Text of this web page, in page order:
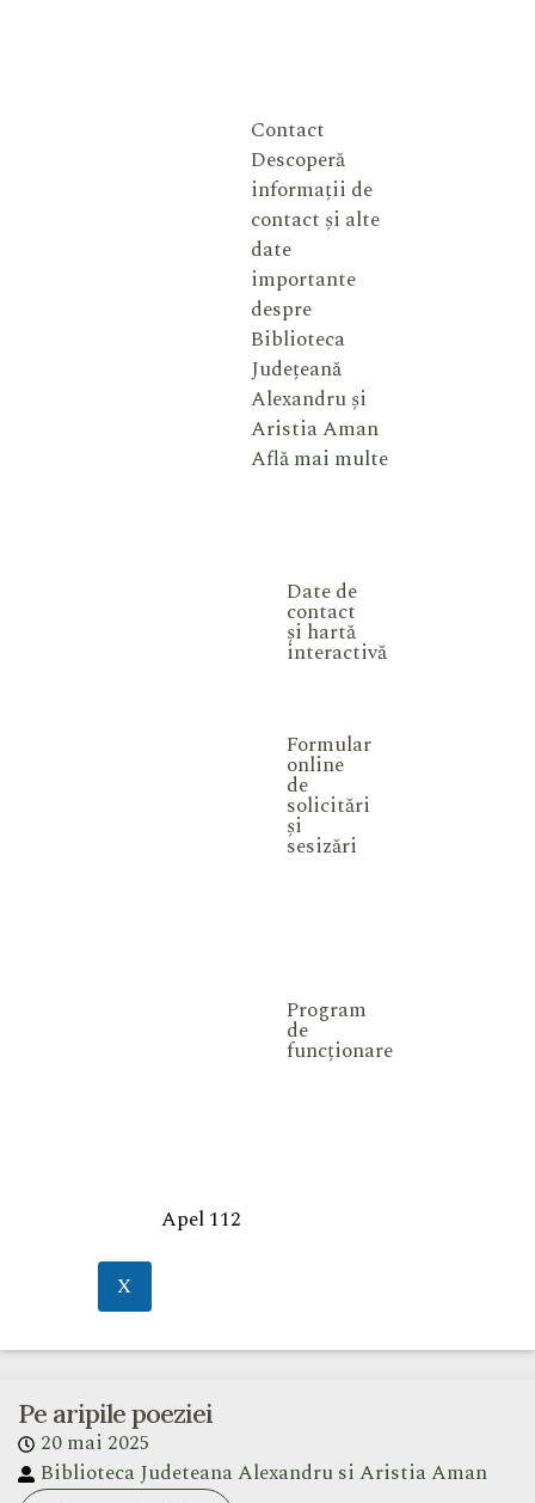
Contact
Descoperă
informații de
contact și alte
date
importante
despre
Biblioteca
Județeană
Alexandru și
Aristia Aman
Află mai multe
Date de
contact
și hartă
interactivă
Formular
online
de
solicitări
și
sesizări
Program
de
funcționare
Apel 112
X
Pe aripile poeziei
20 mai 2025
Biblioteca Judeteana Alexandru si Aristia Aman